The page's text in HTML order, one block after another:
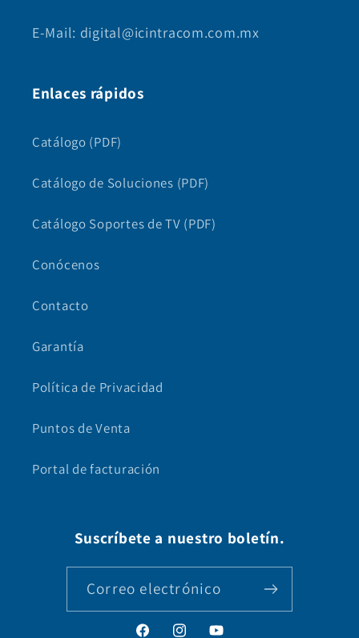
E-Mail: digital@icintracom.com.mx
Enlaces rápidos
Catálogo (PDF)
Catálogo de Soluciones (PDF)
Catálogo Soportes de TV (PDF)
Conócenos
Contacto
Garantía
Política de Privacidad
Puntos de Venta
Portal de facturación
Suscríbete a nuestro boletín.
Correo electrónico